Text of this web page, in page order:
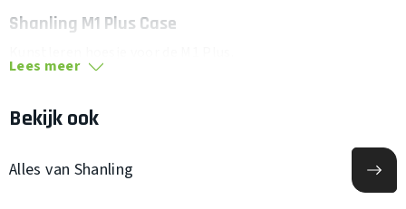
Shanling M1 Plus Case
Lees meer
Bekijk ook
Alles van Shanling